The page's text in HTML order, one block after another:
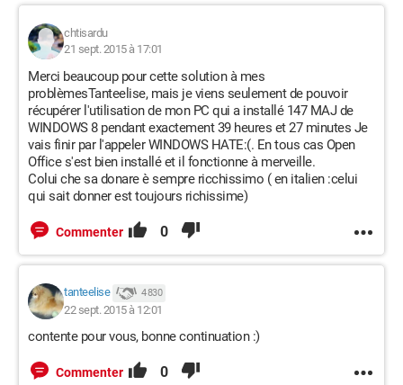
chtisardu
21 sept. 2015 à 17:01
Merci beaucoup pour cette solution à mes
problèmesTanteelise, mais je viens seulement de pouvoir
récupérer l'utilisation de mon PC qui a installé 147 MAJ de
WINDOWS 8 pendant exactement 39 heures et 27 minutes Je
vais finir par l'appeler WINDOWS HATE:(. En tous cas Open
Office s'est bien installé et il fonctionne à merveille.
Colui che sa donare è sempre ricchissimo ( en italien :celui
qui sait donner est toujours richissime)
Commenter 0
tanteelise 4 830
22 sept. 2015 à 12:01
contente pour vous, bonne continuation :)
Commenter 0